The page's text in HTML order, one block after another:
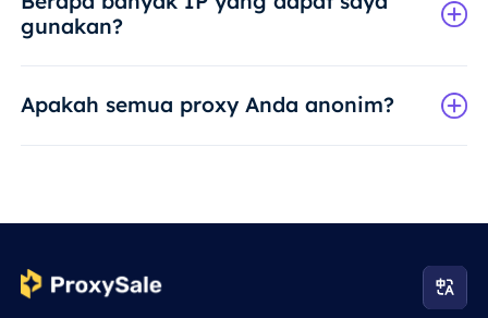
gunakan?
Apakah semua proxy Anda anonim?